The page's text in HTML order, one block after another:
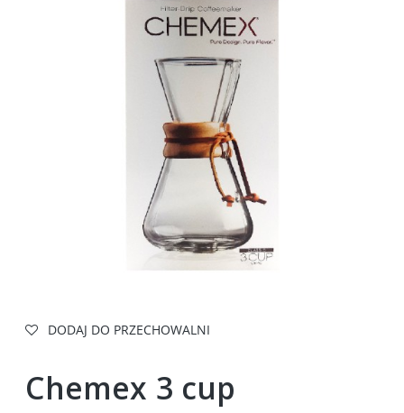
DODAJ DO PRZECHOWALNI
Chemex 3 cup